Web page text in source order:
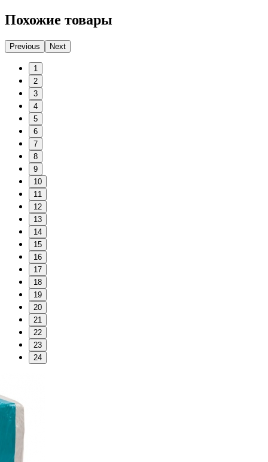
Похожие товары
Previous Next
1
2
3
4
5
6
7
8
9
10
11
12
13
14
15
16
17
18
19
20
21
22
23
24